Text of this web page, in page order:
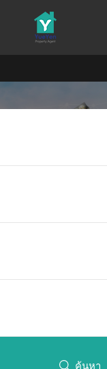
ค้นหา